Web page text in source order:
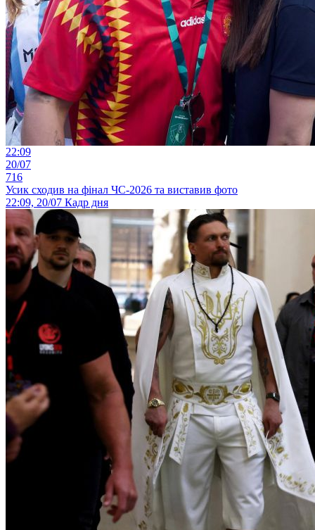
22:09
20/07
716
Усик сходив на фінал ЧС-2026 та виставив фото
22:09, 20/07 Кадр дня